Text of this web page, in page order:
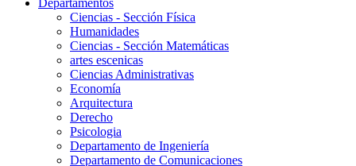
Departamentos
Ciencias - Sección Física
Humanidades
Ciencias - Sección Matemáticas
artes escenicas
Ciencias Administrativas
Economía
Arquitectura
Derecho
Psicologia
Departamento de Ingeniería
Departamento de Comunicaciones